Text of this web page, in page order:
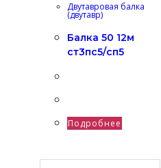
Двутавровая балка
(двутавр)
Балка 50 12м
ст3пс5/сп5
Подробнее